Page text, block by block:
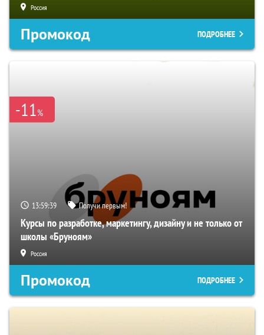
Россия
Промокод ПОДРОБНЕЕ
-11%
13:59:38 Получи первым!
Курсы по разработке, маркетингу, дизайну и не только от
школы «Бруноям»
Россия
Промокод ПОДРОБНЕЕ